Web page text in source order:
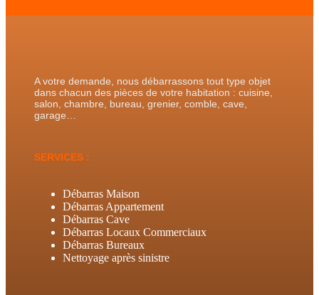
A votre demande, nous débarrassons tout type objet
dans chacun des pièces de votre habitation : cuisine,
salon, chambre, bureau, grenier, comble, cave,
garage…
SERVICES :
Débarras Maison
Débarras Appartement
Débarras Cave
Débarras Locaux Commerciaux
Débarras Bureaux
Nettoyage après sinistre